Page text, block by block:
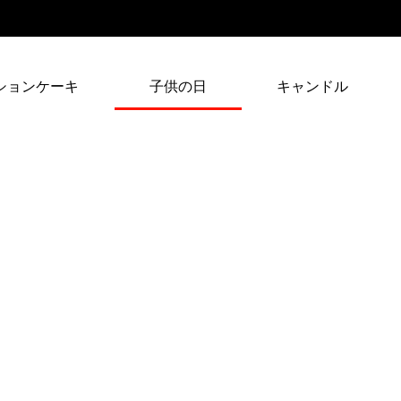
ョンケーキ 子供の日 キャンドル